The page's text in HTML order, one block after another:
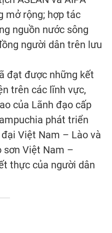
mở rộng; hợp tác
nguồn nước sông
người dân trên lưu
đạt được những kết
trên các lĩnh vực,
của Lãnh đạo cấp
phát triển
Việt Nam – Lào và
sơn Việt Nam –
thực của người dân